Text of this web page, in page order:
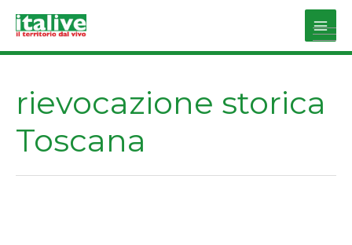
Main
rievocazione storica
Toscana